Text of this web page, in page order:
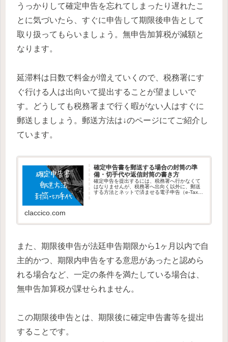
うっかりして確定申告を忘れてしまったり遅れたこ
とに気づいたら、すぐに申告して期限後申告として
取り扱ってもらいましょう。無申告加算税が減額と
なります。
延滞料は日数で料金が増えていくので、税務署にす
ぐ行ける人は出向いて提出することが望ましいで
す。どうしても税務署まで行く暇がない人はすぐに
郵送しましょう。郵送方法は↓のページにてご紹介し
ています。
確定申告書を郵送する場合の封筒の準
備・切手代や返信封筒の書き方
確定申告を提出するには、税務署へ行かなくて
はなりませんが、税務署へ出向く以外に、郵送
する方法とネットで済ませる電子申告（e-Tax）
claccico.com
また、期限後申告が法廷申告期限から1ヶ月以内で自
主的かつ、期限内申告をする意思があったと認めら
れる場合など、一定の条件を満たしている場合は、
無申告加算税が課せられません。
この期限後申告とは、期限後に確定申告書等を提出
することです。